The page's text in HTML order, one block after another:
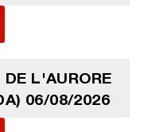
DE L'AURORE
06/08/2026